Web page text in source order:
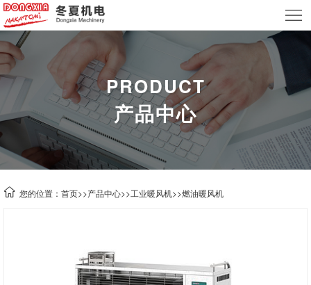
首
页
关
于
们
产
中
心
闻
资
案
例
PRODUCT
产品中心
您的位置： 首页>>产品中心>>工业暖风机>>燃油暖风机